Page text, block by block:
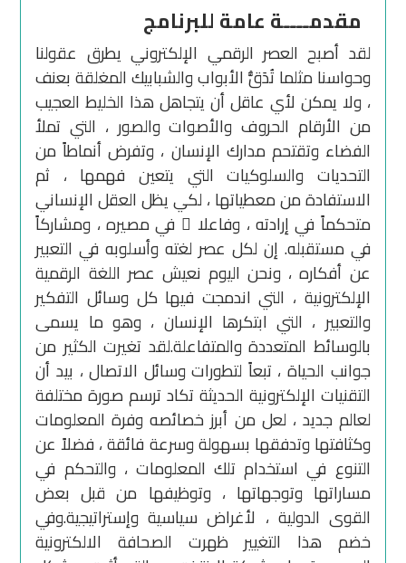
مقدمــــة عامة للبرنامج
لقد أصبح العصر الرقمي الإلكتروني يطرق عقولنا
وحواسنا مثلما تُدَقُّ الأبواب والشبابيك المغلقة بعنف
، ولا يمكن لأي عاقل أن يتجاهل هذا الخليط العجيب
من الأرقام الحروف والأصوات والصور ، التي تملأ
الفضاء وتقتحم مدارك الإنسان ، وتفرض أنماطاً من
التحديات والسلوكيات التي يتعين فهمها ، ثم
الاستفادة من معطياتها ، لكي يظل العقل الإنساني
متحكماً في إرادته ، وفاعلا ً في مصيره ، ومشاركاً
في مستقبله. إن لكل عصر لغته وأسلوبه في التعبير
عن أفكاره ، ونحن اليوم نعيش عصر اللغة الرقمية
الإلكترونية ، التي اندمجت فيها كل وسائل التفكير
والتعبير ، التي ابتكرها الإنسان ، وهو ما يسمى
بالوسائط المتعددة والمتفاعلة.لقد تغيرت الكثير من
جوانب الحياة ، تبعاً لتطورات وسائل الاتصال ، بيد أن
التقنيات الإلكترونية الحديثة تكاد ترسم صورة مختلفة
لعالم جديد ، لعل من أبرز خصائصه وفرة المعلومات
وكثافتها وتدفقها بسهولة وسرعة فائقة ، فضلاً عن
التنوع في استخدام تلك المعلومات ، والتحكم في
مساراتها وتوجهاتها ، وتوظيفها من قبل بعض
القوى الدولية ، لأغراض سياسية وإستراتيجية.وفي
خضم هذا التغيير ظهرت الصحافة الالكترونية